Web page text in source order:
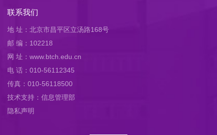
联系我们
地 址：北京市昌平区立汤路168号
邮 编：102218
网 址：www.btch.edu.cn
电 话：010-56112345
传真：010-56118500
技术支持：信息管理部
隐私声明